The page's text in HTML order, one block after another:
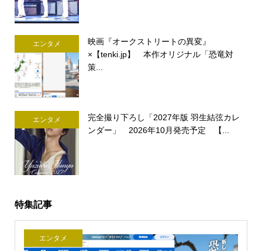
エンタメ
映画『オークストリートの異変』
×【tenki.jp】 本作オリジナル「恐竜対
策...
エンタメ
完全撮り下ろし「2027年版 羽生結弦カレ
ンダー」 2026年10月発売予定 【...
特集記事
エンタメ